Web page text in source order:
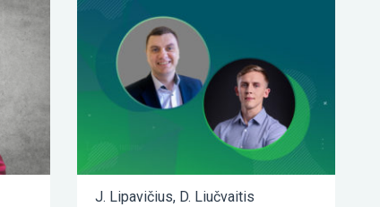
J. Lipavičius, D. Liučvaitis